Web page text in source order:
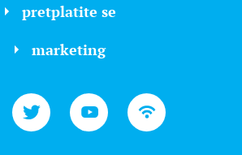
pretplatite se
marketing